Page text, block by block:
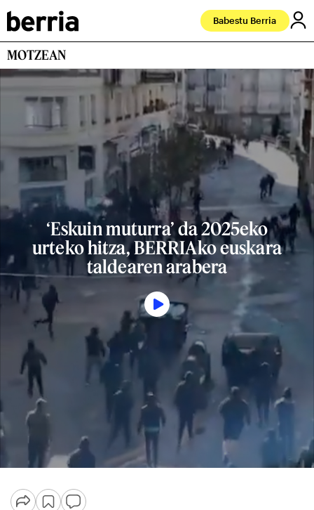
Babestu Berria
MOTZEAN
‘Eskuin muturra’ da 2025eko
urteko hitza, BERRIAko euskara
taldearen arabera